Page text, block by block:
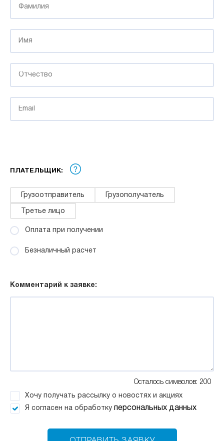
ПЛАТЕЛЬЩИК:
Грузоотправитель Грузополучатель
Третье лицо
Оплата при получении
Безналичный расчет
Комментарий к заявке:
Осталось символов: 200
Хочу получать рассылку о новостях и акциях
Я согласен на обработку персональных данных